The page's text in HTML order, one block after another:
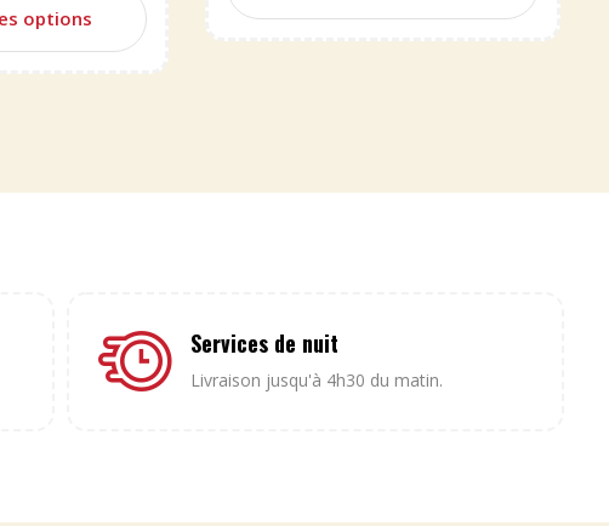
options
Services de nuit
Livraison jusqu'à 4h30 du matin.